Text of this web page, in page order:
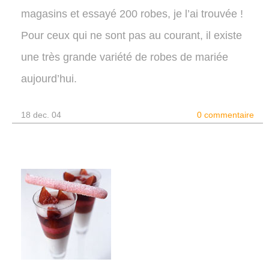
magasins et essayé 200 robes, je l’ai trouvée !
Pour ceux qui ne sont pas au courant, il existe
une très grande variété de robes de mariée
aujourd’hui.
18 dec. 04 0 commentaire